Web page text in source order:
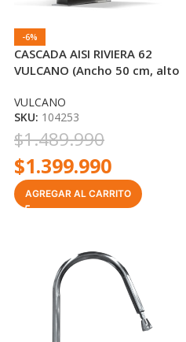
-6%
CASCADA AISI RIVIERA 62
VULCANO (Ancho 50 cm, alto
VULCANO
SKU: 104253
$1.489.990
$1.399.990
AGREGAR AL CARRITO